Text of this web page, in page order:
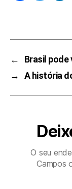
←
Brasil
→
A história
O seu
Campos